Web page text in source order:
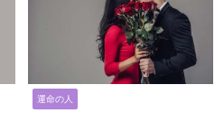
運命の人